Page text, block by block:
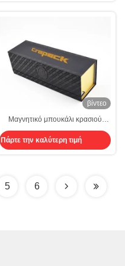
βίντεο
Μαγνητικό μπουκάλι κρασιού
κουτί δώρο με προσαρμοσμένη
μάρκα
Πάρτε την καλύτερη τιμή
5 6